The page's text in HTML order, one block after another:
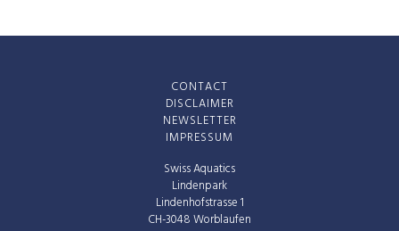
Swiss Aquatics
Lindenpark
Lindenhofstrasse 1
CH-3048 Worblaufen
CONTACT
DISCLAIMER
NEWSLETTER
IMPRESSUM